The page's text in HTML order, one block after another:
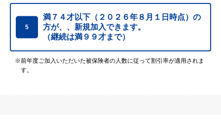
5
満７４才以下（２０２６年８月１日時点）の
方が、、 新規加入できます。
（継続は満９９才まで）
※前年度ご加入いただいた被保険者の人数に従って割引率が適用されま
す。